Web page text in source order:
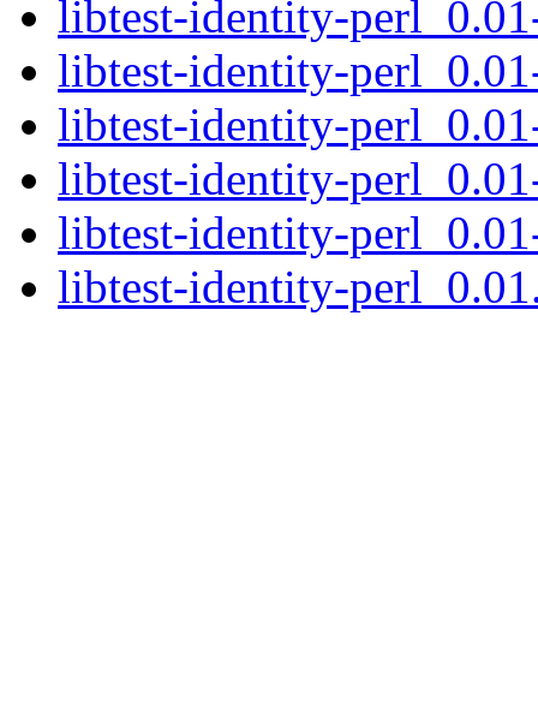
libtest-identity-
libtest-identity-
libtest-identity-
libtest-identity-
libtest-identity-
libtest-identity-